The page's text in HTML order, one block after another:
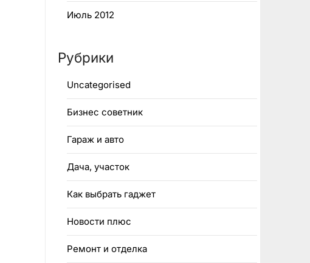
Июль 2012
Рубрики
Uncategorised
Бизнес советник
Гараж и авто
Дача, участок
Как выбрать гаджет
Новости плюс
Ремонт и отделка